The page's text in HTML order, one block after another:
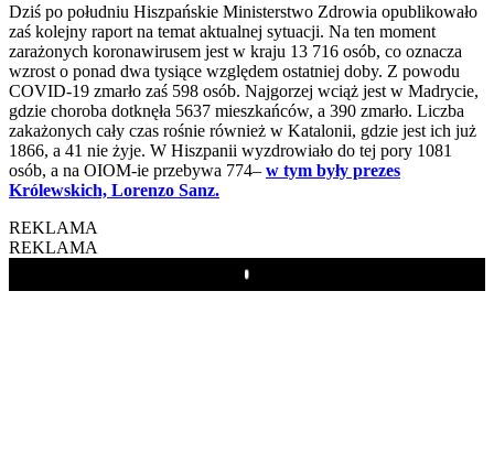
Dziś po południu Hiszpańskie Ministerstwo Zdrowia opublikowało
zaś kolejny raport na temat aktualnej sytuacji. Na ten moment
zarażonych koronawirusem jest w kraju 13 716 osób, co oznacza
wzrost o ponad dwa tysiące względem ostatniej doby. Z powodu
COVID-19 zmarło zaś 598 osób. Najgorzej wciąż jest w Madrycie,
gdzie choroba dotknęła 5637 mieszkańców, a 390 zmarło. Liczba
zakażonych cały czas rośnie również w Katalonii, gdzie jest ich już
1866, a 41 nie żyje. W Hiszpanii wyzdrowiało do tej pory 1081
osób, a na OIOM-ie przebywa 774– w tym były prezes
Królewskich, Lorenzo Sanz.
REKLAMA
REKLAMA
Play